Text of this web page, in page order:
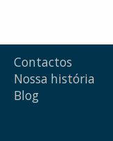
Contactos
Nossa história
Blog